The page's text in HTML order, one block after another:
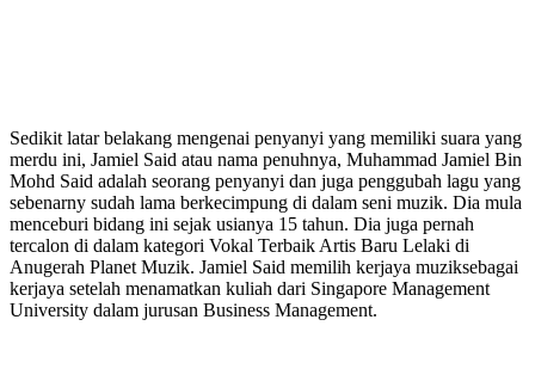
Sedikit latar belakang mengenai penyanyi yang memiliki suara yang
merdu ini, Jamiel Said atau nama penuhnya, Muhammad Jamiel Bin
Mohd Said adalah seorang penyanyi dan juga penggubah lagu yang
sebenarny sudah lama berkecimpung di dalam seni muzik. Dia mula
menceburi bidang ini sejak usianya 15 tahun. Dia juga pernah
tercalon di dalam kategori Vokal Terbaik Artis Baru Lelaki di
Anugerah Planet Muzik. Jamiel Said memilih kerjaya muziksebagai
kerjaya setelah menamatkan kuliah dari Singapore Management
University dalam jurusan Business Management.